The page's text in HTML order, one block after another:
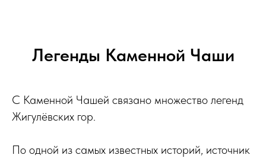
Легенды Каменной Чаши
С Каменной Чашей связано множество легенд
Жигулёвских гор.
По одной из самых известных историй, источник